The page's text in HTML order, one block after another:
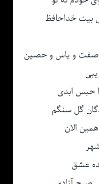
بیت خداحافظ
صفت و یاس و حصین
حبس ابدی
گل سنگم
الان
عشق